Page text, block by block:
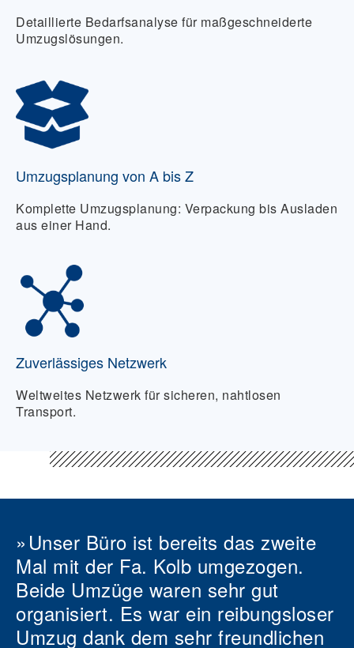
Detaillierte Bedarfsanalyse für maßgeschneiderte
Umzugslösungen.
Umzugsplanung von A bis Z
Komplette Umzugsplanung: Verpackung bis Ausladen
aus einer Hand.
Zuverlässiges Netzwerk
Weltweites Netzwerk für sicheren, nahtlosen
Transport.
Unser Büro ist bereits das zweite
Mal mit der Fa. Kolb umgezogen.
Beide Umzüge waren sehr gut
organisiert. Es war ein reibungsloser
Umzug dank dem sehr freundlichen